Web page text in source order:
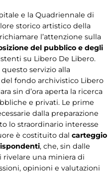
e la Quadriennale di
storico artistico della
l’attenzione sulla
del pubblico e degli
su Libero De Libero.
servizio alla
del fondo archivistico Libero
sin d’ora aperta la ricerca
e privati. Le prime
dalla preparazione
lo straordinario interesse
è costituito dal carteggio
, che, sin dalle
una miniera di
opinioni e valutazioni